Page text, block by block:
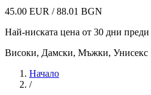
45.00 EUR / 88.01 BGN
Най-ниската цена от 30 дни
Високи, Дамски, Мъжки, Унисекс
Начало
/